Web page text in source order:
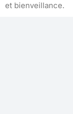
et bienveillance.